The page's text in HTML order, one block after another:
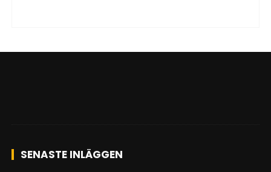
SENASTE INLÄGGEN